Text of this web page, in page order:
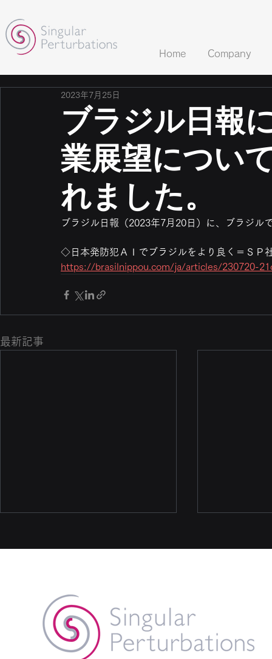
Home Company
ブラジル日報
業展望につい
れました。
2023年7月25日
ブラジル日報（2023年7月20日）に、ブラジル
◇日本発防犯ＡＩでブラジルをより良く＝ＳＰ
https://brasilnippou.com/ja/articles/230720-
最新記事
「Digital X Solution
NABI」が、国連開発計画
（UNDP）の「Digital X Solution
Catalogue」に掲載されました。
Digital X Solution Catalogueは、
秋葉原の
のインタビ